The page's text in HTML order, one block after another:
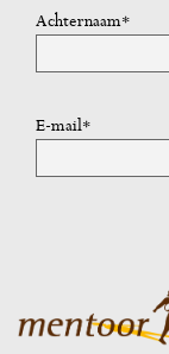
Achternaam*
E-mail*